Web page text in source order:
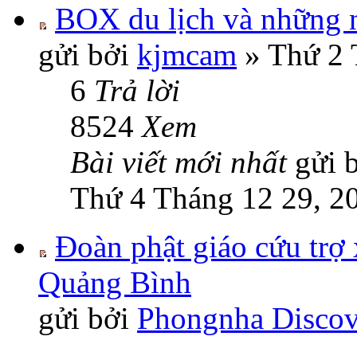
BOX du lịch và những
gửi bởi kjmcam » Thứ 2
6 Trả lời
8524Xem
Bài viết mới nhất gửi
Thứ 4 Tháng 12 29,
Đoàn phật giáo cứu trợ
Quảng Bình
gửi bởi Phongnha